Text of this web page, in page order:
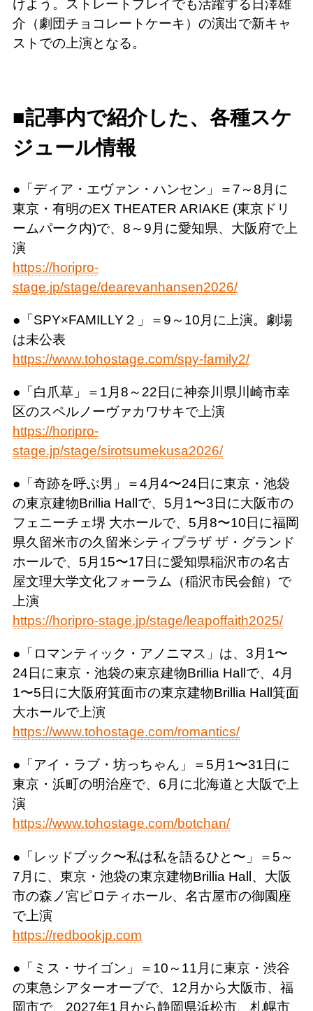
けよう。ストレートプレイでも活躍する日澤雄
介（劇団チョコレートケーキ）の演出で新キャ
ストでの上演となる。
■記事内で紹介した、各種スケ
ジュール情報
●「ディア・エヴァン・ハンセン」＝7～8月に
東京・有明のEX THEATER ARIAKE (東京ドリ
ームパーク内)で、8～9月に愛知県、大阪府で上
演
https://horipro-
stage.jp/stage/dearevanhansen2026/
●「SPY×FAMILLY２」＝9～10月に上演。劇場
は未公表
https://www.tohostage.com/spy-family2/
●「白爪草」＝1月8～22日に神奈川県川崎市幸
区のスペルノーヴァカワサキで上演
https://horipro-
stage.jp/stage/sirotsumekusa2026/
●「奇跡を呼ぶ男」＝4月4〜24日に東京・池袋
の東京建物Brillia Hallで、5月1〜3日に大阪市の
フェニーチェ堺 大ホールで、5月8〜10日に福岡
県久留米市の久留米シティプラザ ザ・グランド
ホールで、5月15〜17日に愛知県稲沢市の名古
屋文理大学文化フォーラム（稲沢市民会館）で
上演
https://horipro-stage.jp/stage/leapoffaith2025/
●「ロマンティック・アノニマス」は、3月1〜
24日に東京・池袋の東京建物Brillia Hallで、4月
1〜5日に大阪府箕面市の東京建物Brillia Hall箕面
大ホールで上演
https://www.tohostage.com/romantics/
●「アイ・ラブ・坊っちゃん」＝5月1〜31日に
東京・浜町の明治座で、6月に北海道と大阪で上
演
https://www.tohostage.com/botchan/
●「レッドブック〜私は私を語るひと〜」＝5～
7月に、東京・池袋の東京建物Brillia Hall、大阪
市の森ノ宮ピロティホール、名古屋市の御園座
で上演
https://redbookjp.com
●「ミス・サイゴン」＝10～11月に東京・渋谷
の東急シアターオーブで、12月から大阪市、福
岡市で、2027年1月から静岡県浜松市、札幌市